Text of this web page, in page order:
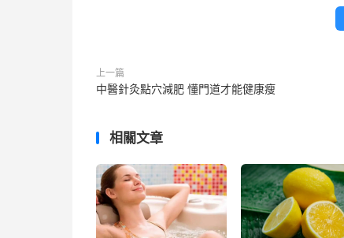
上一篇
中醫針灸點穴減肥 懂門道才能健康瘦
相關文章